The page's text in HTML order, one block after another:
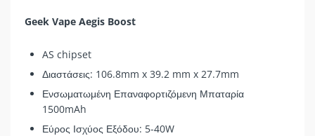
Geek Vape Aegis Boost
AS chipset
Διαστάσεις: 106.8mm x 39.2 mm x 27.7mm
Ενσωματωμένη Επαναφορτιζόμενη Μπαταρία
1500mAh
Εύρος Ισχύος Εξόδου: 5-40W